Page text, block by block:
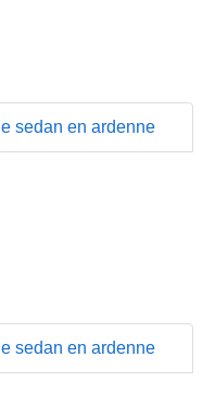
sedan en ardenne
sedan en ardenne